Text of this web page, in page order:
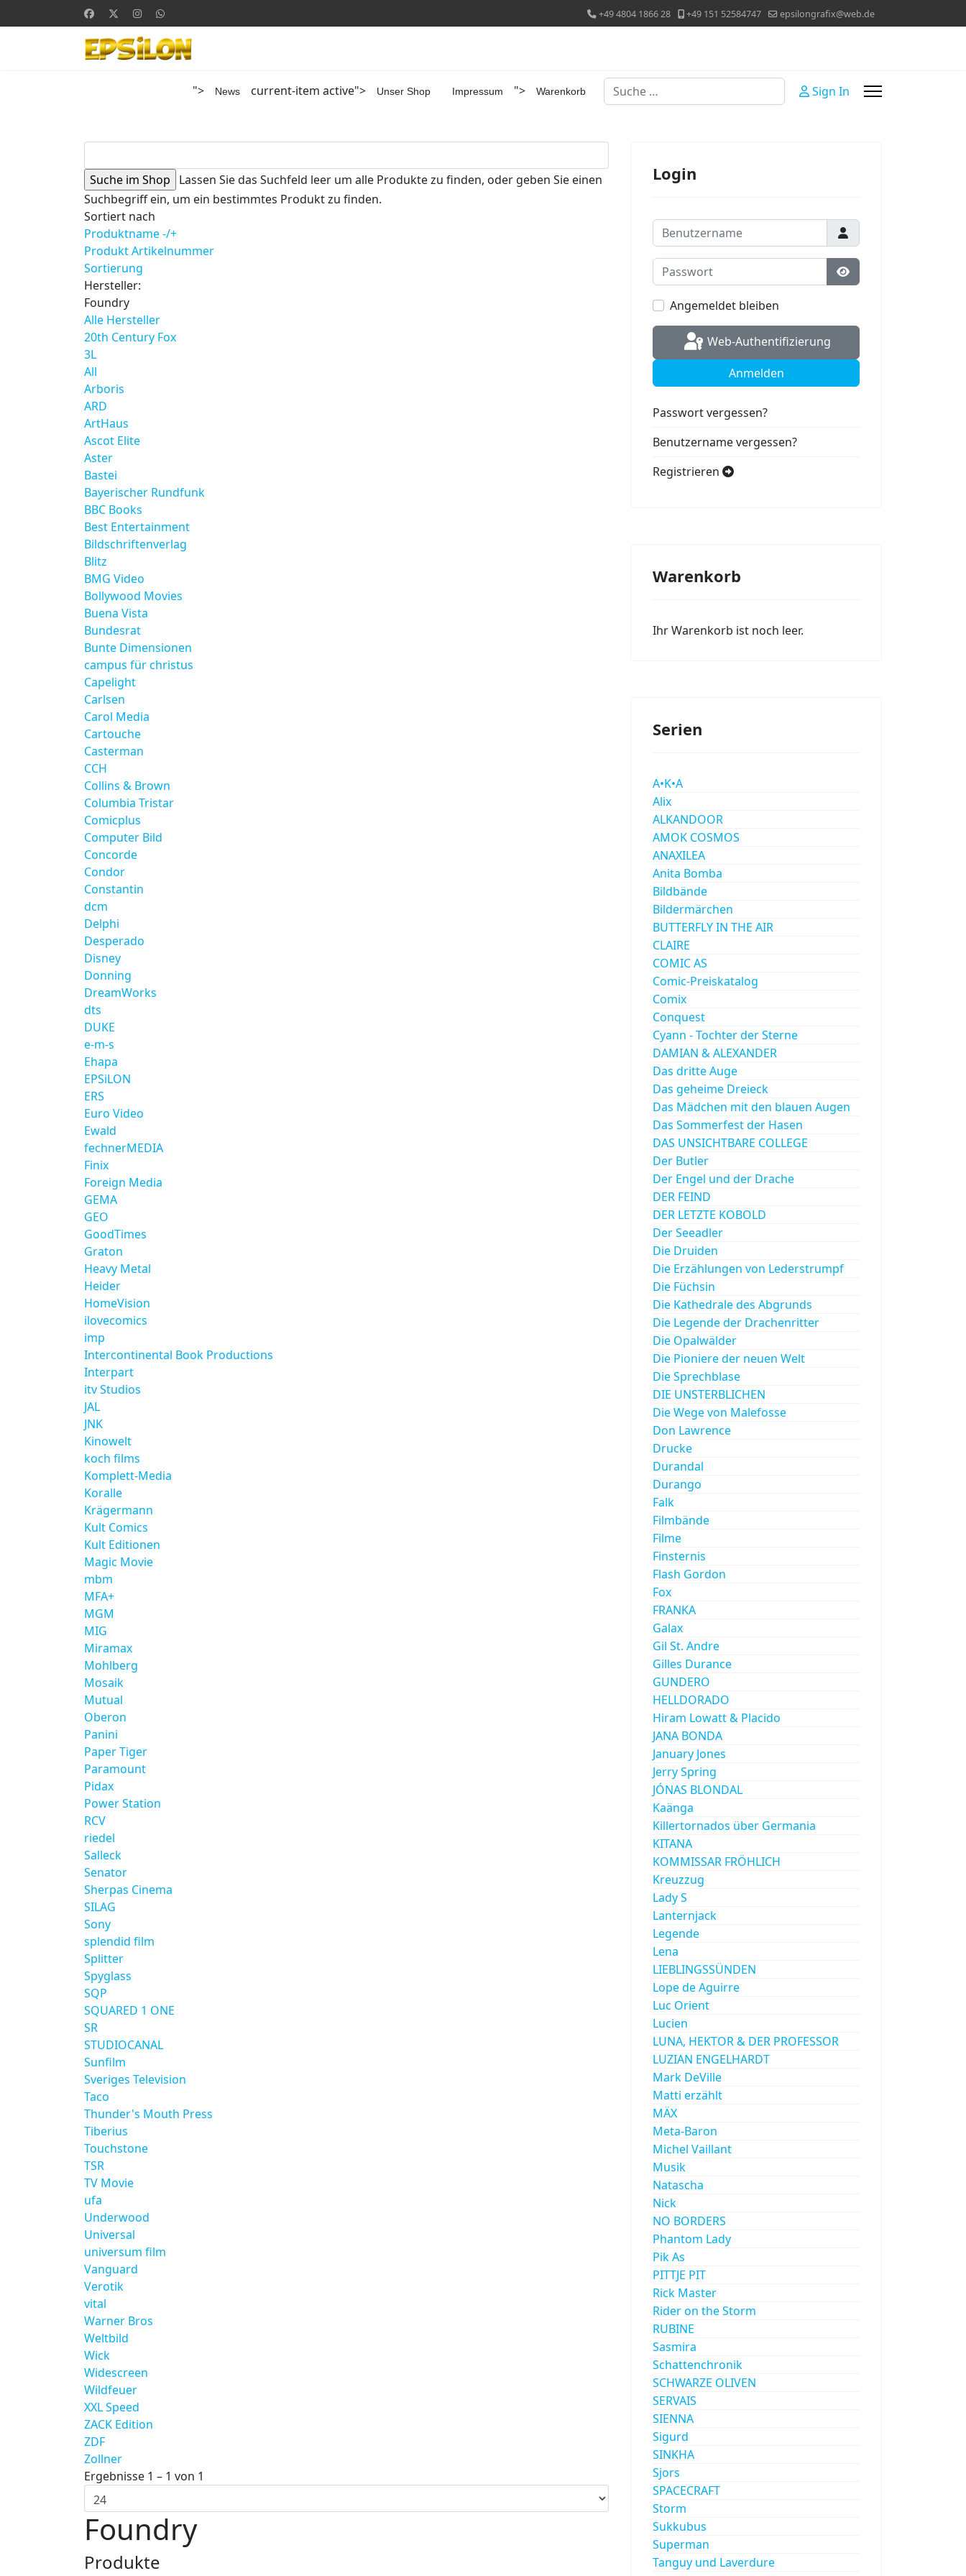
+49 4804 1866 28 +49 151 52584747 epsilongrafix@web.de
"> News current-item active"> Unser Shop Impressum "> Warenkorb Suchen Sign In
Lassen Sie das Suchfeld leer um alle Produkte zu finden, oder geben Sie einen
Suchbegriff ein, um ein bestimmtes Produkt zu finden.
Sortiert nach
Produktname -/+
Produkt Artikelnummer
Sortierung
Hersteller:
Foundry
Alle Hersteller
20th Century Fox
3L
All
Arboris
ARD
ArtHaus
Ascot Elite
Aster
Bastei
Bayerischer Rundfunk
BBC Books
Best Entertainment
Bildschriftenverlag
Blitz
BMG Video
Bollywood Movies
Buena Vista
Bundesrat
Bunte Dimensionen
campus für christus
Capelight
Carlsen
Carol Media
Cartouche
Casterman
CCH
Collins & Brown
Columbia Tristar
Comicplus
Computer Bild
Concorde
Condor
Constantin
dcm
Delphi
Desperado
Disney
Donning
DreamWorks
dts
DUKE
e-m-s
Ehapa
EPSiLON
ERS
Euro Video
Ewald
fechnerMEDIA
Finix
Foreign Media
GEMA
GEO
GoodTimes
Graton
Heavy Metal
Heider
HomeVision
ilovecomics
imp
Intercontinental Book Productions
Interpart
itv Studios
JAL
JNK
Kinowelt
koch films
Komplett-Media
Koralle
Krägermann
Kult Comics
Kult Editionen
Magic Movie
mbm
MFA+
MGM
MIG
Miramax
Mohlberg
Mosaik
Mutual
Oberon
Panini
Paper Tiger
Paramount
Pidax
Power Station
RCV
riedel
Salleck
Senator
Sherpas Cinema
SILAG
Sony
splendid film
Splitter
Spyglass
SQP
SQUARED 1 ONE
SR
STUDIOCANAL
Sunfilm
Sveriges Television
Taco
Thunder's Mouth Press
Tiberius
Touchstone
TSR
TV Movie
ufa
Underwood
Universal
universum film
Vanguard
Verotik
vital
Warner Bros
Weltbild
Wick
Widescreen
Wildfeuer
XXL Speed
ZACK Edition
ZDF
Zollner
Ergebnisse 1 – 1 von 1
Foundry
Produkte
Login
Benutzername
Passwort
Passwort anzeigen
Angemeldet bleiben
Web-Authentifizierung
Anmelden
Passwort vergessen?
Benutzername vergessen?
Registrieren
Warenkorb
Ihr Warenkorb ist noch leer.
Serien
A•K•A
Alix
ALKANDOOR
AMOK COSMOS
ANAXILEA
Anita Bomba
Bildbände
Bildermärchen
BUTTERFLY IN THE AIR
CLAIRE
COMIC AS
Comic-Preiskatalog
Comix
Conquest
Cyann - Tochter der Sterne
DAMIAN & ALEXANDER
Das dritte Auge
Das geheime Dreieck
Das Mädchen mit den blauen Augen
Das Sommerfest der Hasen
DAS UNSICHTBARE COLLEGE
Der Butler
Der Engel und der Drache
DER FEIND
DER LETZTE KOBOLD
Der Seeadler
Die Druiden
Die Erzählungen von Lederstrumpf
Die Füchsin
Die Kathedrale des Abgrunds
Die Legende der Drachenritter
Die Opalwälder
Die Pioniere der neuen Welt
Die Sprechblase
DIE UNSTERBLICHEN
Die Wege von Malefosse
Don Lawrence
Drucke
Durandal
Durango
Falk
Filmbände
Filme
Finsternis
Flash Gordon
Fox
FRANKA
Galax
Gil St. Andre
Gilles Durance
GUNDERO
HELLDORADO
Hiram Lowatt & Placido
JANA BONDA
January Jones
Jerry Spring
JÓNAS BLONDAL
Kaänga
Killertornados über Germania
KITANA
KOMMISSAR FRÖHLICH
Kreuzzug
Lady S
Lanternjack
Legende
Lena
LIEBLINGSSÜNDEN
Lope de Aguirre
Luc Orient
Lucien
LUNA, HEKTOR & DER PROFESSOR
LUZIAN ENGELHARDT
Mark DeVille
Matti erzählt
MÄX
Meta-Baron
Michel Vaillant
Musik
Natascha
Nick
NO BORDERS
Phantom Lady
Pik As
PITTJE PIT
Rick Master
Rider on the Storm
RUBINE
Sasmira
Schattenchronik
SCHWARZE OLIVEN
SERVAIS
SIENNA
Sigurd
SINKHA
Sjors
SPACECRAFT
Storm
Sukkubus
Superman
Tanguy und Laverdure